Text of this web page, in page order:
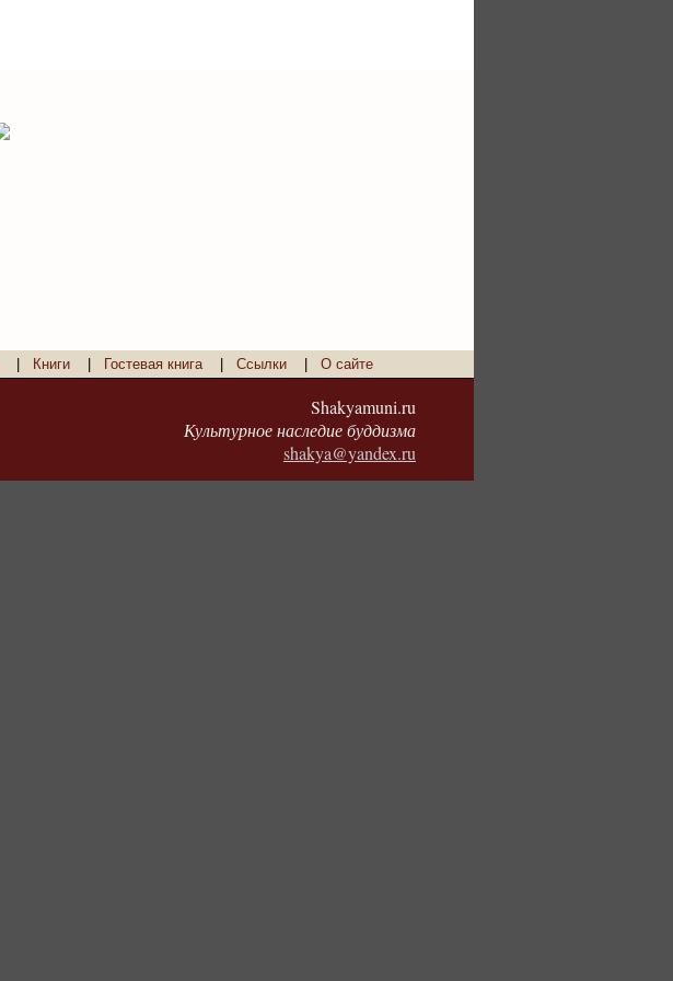
Книги Гостевая книга| Ссылки О сайте
Shakyamuni.ru
Культурное наследие буддизма
shakya@yandex.ru